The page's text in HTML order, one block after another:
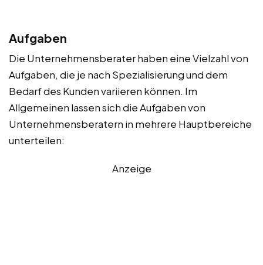
Aufgaben
Die Unternehmensberater haben eine Vielzahl von
Aufgaben, die je nach Spezialisierung und dem
Bedarf des Kunden variieren können. Im
Allgemeinen lassen sich die Aufgaben von
Unternehmensberatern in mehrere Hauptbereiche
unterteilen:
Anzeige